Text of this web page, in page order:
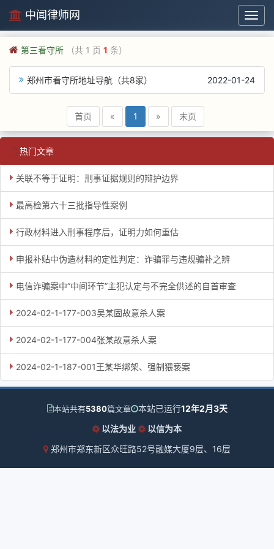
中
闻
中闻律师网
第三看守所 （共 1 页 1 条）
2022-01-24
郑州市看守所地址导航（共8家）
首页 « 1 » 末页
热门文章
关联不等于证明：刑事证据规则的辩护边界
最高检第六十三批指导性案例
行政材料进入刑事程序后，证明力如何重估
申报补贴中伪造材料的定性判定：诈骗罪与违规骗补之辨
电信诈骗案中“中间环节”主犯认定与不完全供述的自首审查
2024-02-1-177-003吴某固故意杀人案
2024-02-1-177-004张某故意杀人案
2024-02-1-187-001王某华绑架、强制猥亵案
本站共有5380篇文章 本站已运行12年2月3天
以法为业
以信为本
郑州市郑东新区众旺路52号融媒大厦9层、16层